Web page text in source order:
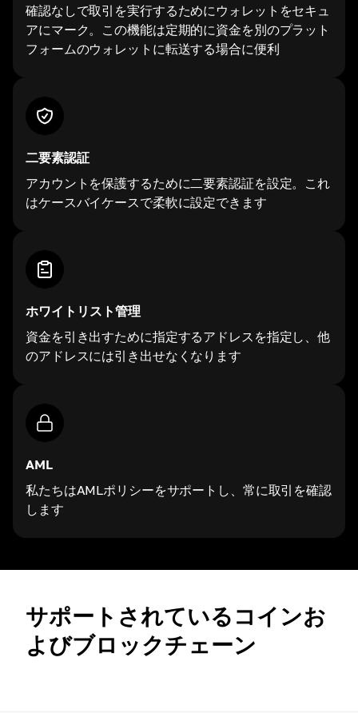
確認なしで取引を実行するためにウォレットをセキュ
アにマーク。この機能は定期的に資金を別のプラット
フォームのウォレットに転送する場合に便利
二要素認証
アカウントを保護するために二要素認証を設定。これ
はケースバイケースで柔軟に設定できます
ホワイトリスト管理
資金を引き出すために指定するアドレスを指定し、他
のアドレスには引き出せなくなります
AML
私たちはAMLポリシーをサポートし、常に取引を確認
します
サポートされているコインお
よびブロックチェーン